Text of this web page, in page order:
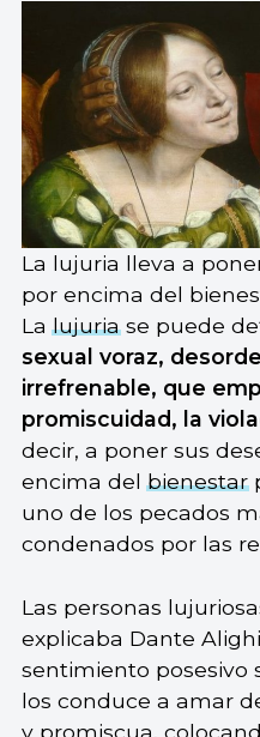
La lujuria lleva a
por encima del
Lalujuriase puede
sexual voraz,
irrefrenable, que
promiscuidad, la
decir, a poner sus
encima delbienestar
uno de los pecados
condenados por las
Las personas
explicaba Dante
sentimiento posesivo
los conduce a amar
y promiscua,